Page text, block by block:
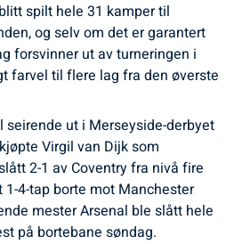
spilt hele 31 kamper til
og selv om det er garantert
forsvinner ut av turneringen i
farvel til flere lag fra den øverste
seirende ut i Merseyside-derbyet
Virgil van Dijk som
2-1 av Coventry fra nivå fire
1-4-tap borte mot Manchester
mester Arsenal ble slått hele
på bortebane søndag.